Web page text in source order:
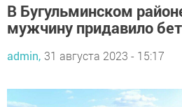
В Бугульминском
мужчину придавило
admin, 31 августа 2023 - 15:17